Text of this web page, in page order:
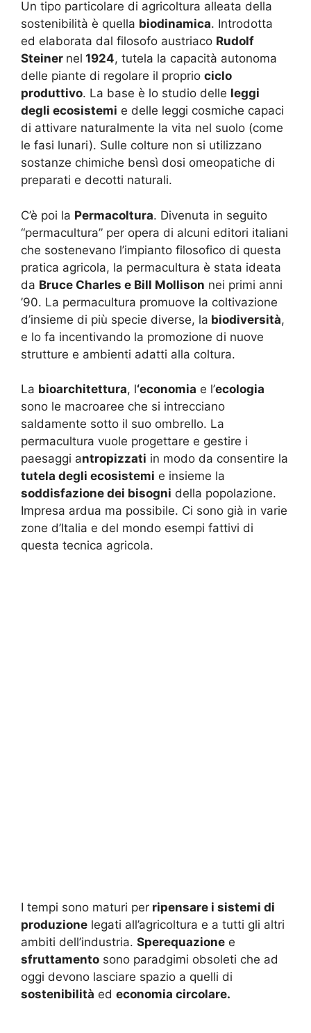
Un tipo particolare di agricoltura alleata della
sostenibilità è quella biodinamica. Introdotta
ed elaborata dal filosofo austriaco Rudolf
Steiner nel 1924, tutela la capacità autonoma
delle piante di regolare il proprio ciclo
produttivo. La base è lo studio delle leggi
degli ecosistemi e delle leggi cosmiche capaci
di attivare naturalmente la vita nel suolo (come
le fasi lunari). Sulle colture non si utilizzano
sostanze chimiche bensì dosi omeopatiche di
preparati e decotti naturali.
C’è poi la Permacoltura. Divenuta in seguito
“permacultura” per opera di alcuni editori italiani
che sostenevano l’impianto filosofico di questa
pratica agricola, la permacultura è stata ideata
da Bruce Charles e Bill Mollison nei primi anni
’90. La permacultura promuove la coltivazione
d’insieme di più specie diverse, la biodiversità,
e lo fa incentivando la promozione di nuove
strutture e ambienti adatti alla coltura.
La bioarchitettura, l‘economia e l’ecologia
sono le macroaree che si intrecciano
saldamente sotto il suo ombrello. La
permacultura vuole progettare e gestire i
paesaggi antropizzati in modo da consentire la
tutela degli ecosistemi e insieme la
soddisfazione dei bisogni della popolazione.
Impresa ardua ma possibile. Ci sono già in varie
zone d’Italia e del mondo esempi fattivi di
questa tecnica agricola.
I tempi sono maturi per ripensare i sistemi di
produzione legati all’agricoltura e a tutti gli altri
ambiti dell’industria. Sperequazione e
sfruttamento sono paradgimi obsoleti che ad
oggi devono lasciare spazio a quelli di
sostenibilità ed economia circolare.